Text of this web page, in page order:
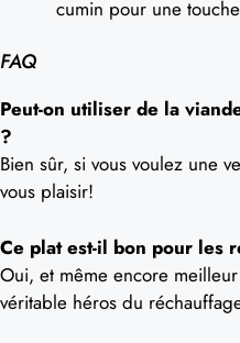
cumin pour une
FAQ
Peut-on utiliser de la
?
Bien sûr, si vous voulez une
vous plaisir!
Ce plat est-il bon pour les
Oui, et même encore
véritable héros du